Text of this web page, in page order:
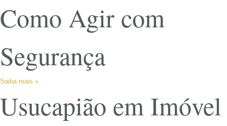
Como Agir com
Segurança
Saiba mais »
Usucapião em Imóvel